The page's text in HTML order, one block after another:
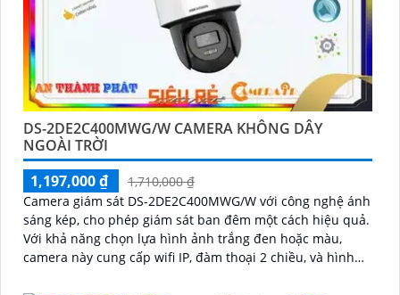
DS-2DE2C400MWG/W CAMERA KHÔNG DÂY
NGOÀI TRỜI
1,197,000 ₫
1,710,000 ₫
Camera giám sát DS-2DE2C400MWG/W với công nghệ ánh
sáng kép, cho phép giám sát ban đêm một cách hiệu quả.
Với khả năng chọn lựa hình ảnh trắng đen hoặc màu,
camera này cung cấp wifi IP, đàm thoại 2 chiều, và hình